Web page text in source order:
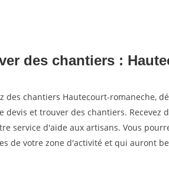
des chantiers :
des chantiers Hautecourt-romaneche,
et trouver des chantiers. Recevez
service d'aide aux artisans. Vous
de votre zone d'activité et qui auront